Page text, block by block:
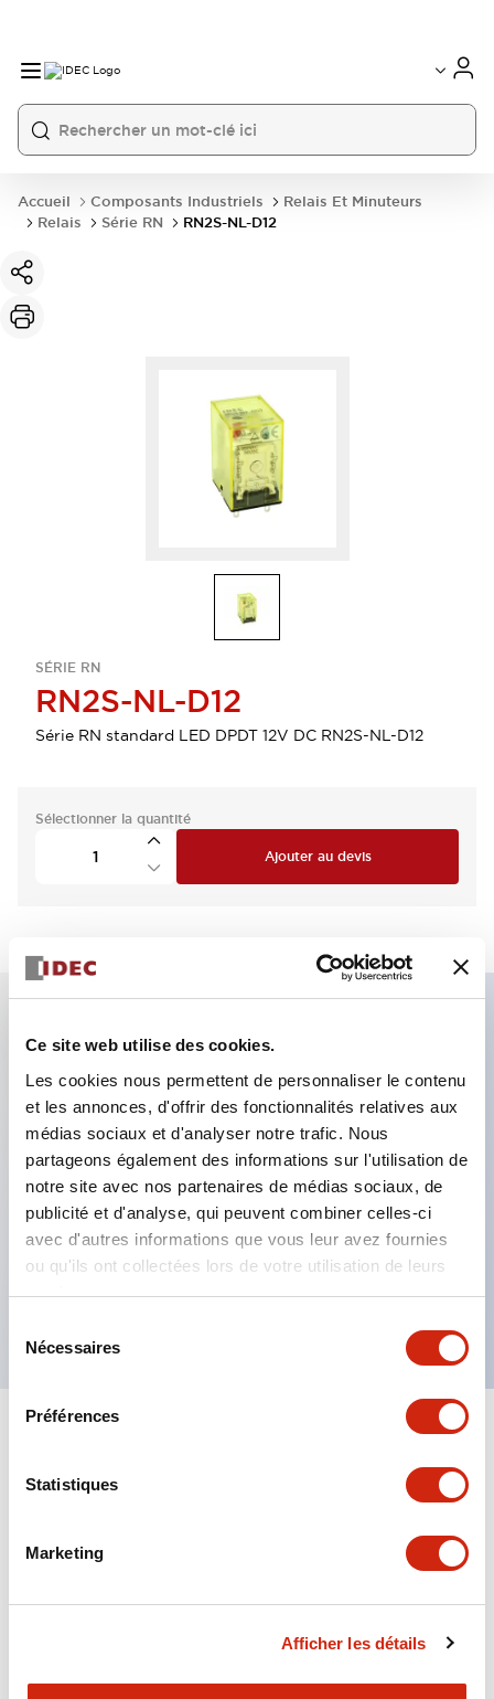
Ce site web utilise des cookies.
Les cookies nous permettent de personnaliser le contenu
et les annonces, d'offrir des fonctionnalités relatives aux
médias sociaux et d'analyser notre trafic. Nous
partageons également des informations sur l'utilisation de
notre site avec nos partenaires de médias sociaux, de
publicité et d'analyse, qui peuvent combiner celles-ci
avec d'autres informations que vous leur avez fournies
ou qu'ils ont collectées lors de votre utilisation de leurs
services.
Nécessaires
Préférences
Statistiques
Marketing
Afficher les détails
Accueil Composants Industriels
Relais Et Minuteurs
Relais
Série RN RN2S-NL-D12
SÉRIE RN
RN2S-NL-D12
Série RN standard LED DPDT 12V DC RN2S-NL-D12
Sélectionner la quantité
Ajouter au devis
Caractéristiques clés
Idéal pour remplacer les relais de type RM2/RY4.
Équipé d'une LED d'indication d'action.
Identification claire des bobines AC ou DC.
Capacité maximale des contacts : 5A (RN2), 3A
(RN4).
Compatible avec la série de socles SN.
Other Specifications